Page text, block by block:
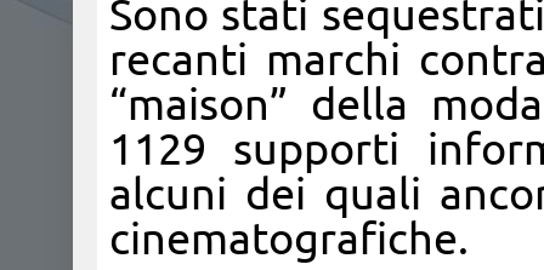
Sono stati
recanti marchi
“maison” della
1129 supporti
alcuni dei quali
cinematografiche.